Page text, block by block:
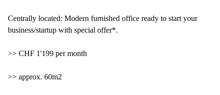
Bahnhofstrasse
10 Zürich
Centrally located: Modern furnished office ready to start your
business/startup with special offer*.
>> CHF 1'199 per month
>> approx. 60m2